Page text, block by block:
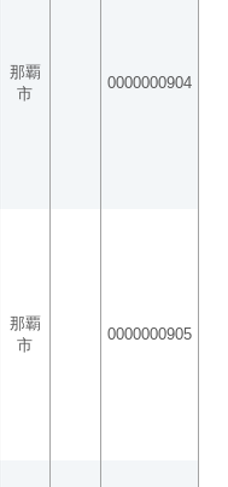
那覇
市
0000000904
那覇
市
0000000905